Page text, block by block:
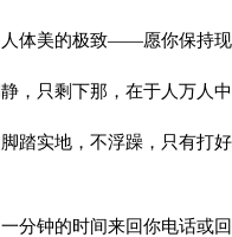
体美的极致——愿你保持现
，只剩下那，在于人万人
踏实地，不浮躁，只有打
分钟的时间来回你电话或